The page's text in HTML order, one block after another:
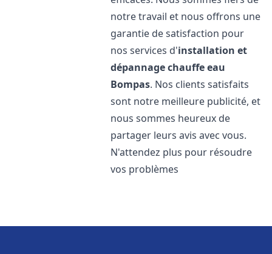
notre travail et nous offrons une
garantie de satisfaction pour
nos services d'installation et
dépannage chauffe eau
Bompas. Nos clients satisfaits
sont notre meilleure publicité, et
nous sommes heureux de
partager leurs avis avec vous.
N'attendez plus pour résoudre
vos problèmes